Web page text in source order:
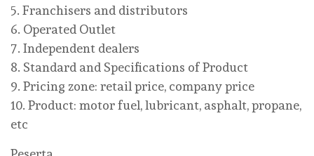
5. Franchisers and distributors
6. Operated Outlet
7. Independent dealers
8. Standard and Specifications of Product
9. Pricing zone: retail price, company price
10. Product: motor fuel, lubricant, asphalt, propane,
etc